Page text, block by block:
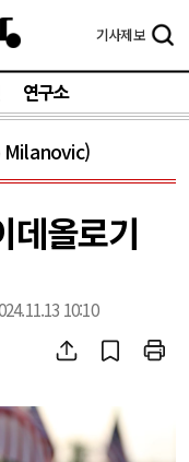
기사제보
연구소
Milanovic)
데올로기
10:10